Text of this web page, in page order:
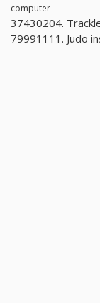
computer
37430204.
79991111. Judo